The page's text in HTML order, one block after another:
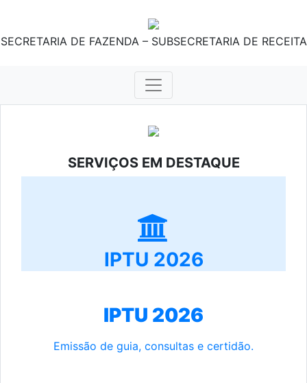
SECRETARIA DE FAZENDA – SUBSECRETARIA DE RECEITA
SERVIÇOS EM DESTAQUE
IPTU 2026
IPTU 2026
Emissão de guia, consultas e certidão.